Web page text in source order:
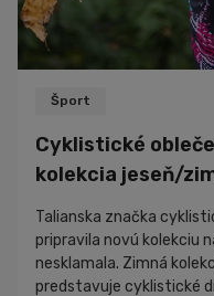
Šport
Cyklistické
kolekcia jeseň/
Talianska značka
pripravila novú kolekciu
nesklamala. Zimná
predstavuje cyklistické